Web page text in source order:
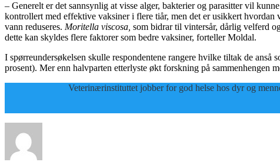
– Generelt er det sannsynlig at visse alger, bakterier og parasitter vil
kontrollert med effektive vaksiner i flere tiår, men det er usikkert
vann reduseres. Moritella viscosa, som bidrar til vintersår, dårlig velferd
dette kan skyldes flere faktorer som bedre vaksiner, forteller Moldal.
I spørreundersøkelsen skulle respondentene rangere hvilke tiltak de
prosent). Mer enn halvparten etterlyste økt forskning på sammenhengen
Veterinærinstituttet jobber for god helse hos dyr og